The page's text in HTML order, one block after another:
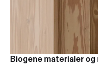
Biogene materialer